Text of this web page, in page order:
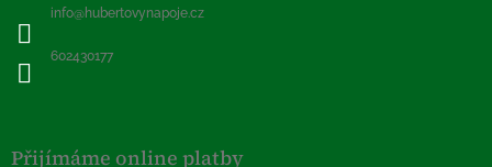
info@hubertovynapoje.cz
602430177
Přijímáme online platby